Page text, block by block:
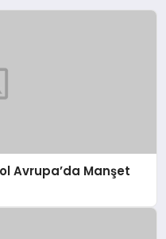
Avrupa’da Manşet